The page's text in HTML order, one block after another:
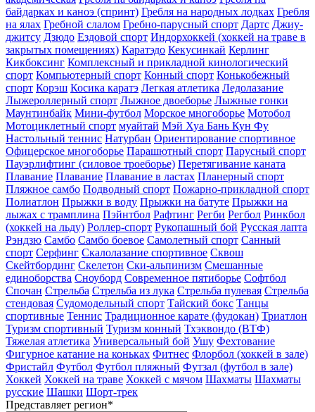
байдарках и каноэ (спринт) Гребля на народных лодках Гребля
на ялах Гребной слалом Гребно-парусный спорт Дартс Джиу-
джитсу Дзюдо Ездовой спорт Индорхоккей (хоккей на траве в
закрытых помещениях) Каратэдо Кекусинкай Керлинг
Кикбоксинг Комплексный и прикладной кинологический
спорт Компьютерный спорт Конный спорт Конькобежный
спорт Корэш Косика каратэ Легкая атлетика Ледолазание
Лыжероллерный спорт Лыжное двоеборье Лыжные гонки
Маунтинбайк Мини-футбол Морское многоборье Мотобол
Мотоциклетный спорт муайтай Мэй Хуа Бань Кун Фу
Настольный теннис Натурбан Ориентирование cпортивное
Офицерское многоборье Парашютный спорт Парусный спорт
Пауэрлифтинг (силовое троеборье) Перетягивание каната
Плавание Плавание Плавание в ластах Планерный спорт
Пляжное самбо Подводный спорт Пожарно-прикладной спорт
Полиатлон Прыжки в воду Прыжки на батуте Прыжки на
лыжах с трамплина Пэйнтбол Рафтинг Регби Регбол Ринкбол
(хоккей на льду) Роллер-спорт Рукопашный бой Русская лапта
Рэндзю Самбо Самбо боевое Самолетный спорт Санный
спорт Серфинг Скалолазание спортивное Сквош
Скейтбординг Скелетон Ски-альпинизм Смешанные
единоборства Сноуборд Современное пятиборье Софтбол
Спочан Стрельба Стрельба из лука Стрельба пулевая Стрельба
стендовая Судомодельный спорт Тайский бокс Танцы
спортивные Теннис Традиционное карате (фудокан) Триатлон
Туризм cпортивный Туризм конный Тхэквондо (ВТФ)
Тяжелая атлетика Универсальный бой Ушу Фехтование
Фигурное катание на коньках Фитнес Флорбол (хоккей в зале)
Фристайл Футбол Футбол пляжный Футзал (футбол в зале)
Хоккей Хоккей на траве Хоккей с мячом Шахматы Шахматы
русские Шашки Шорт-трек
Представляет регион*